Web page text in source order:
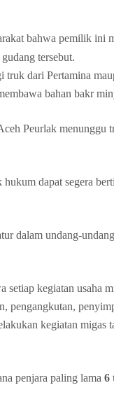
bahwa pemilik ini
tersebut.
dari Pertamina
bahan bakr
Peurlak menunggu
dapat segera
dalam undang-undang
kegiatan usaha
pengangkutan,
kegiatan migas
penjara paling lama 6